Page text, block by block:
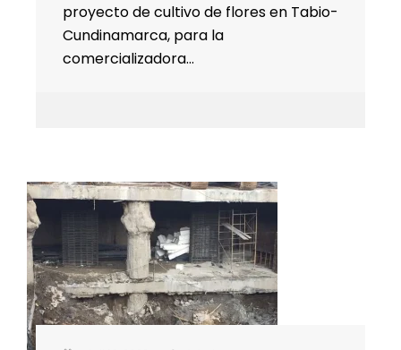
proyecto de cultivo de flores en Tabio-
Cundinamarca, para la
comercializadora…